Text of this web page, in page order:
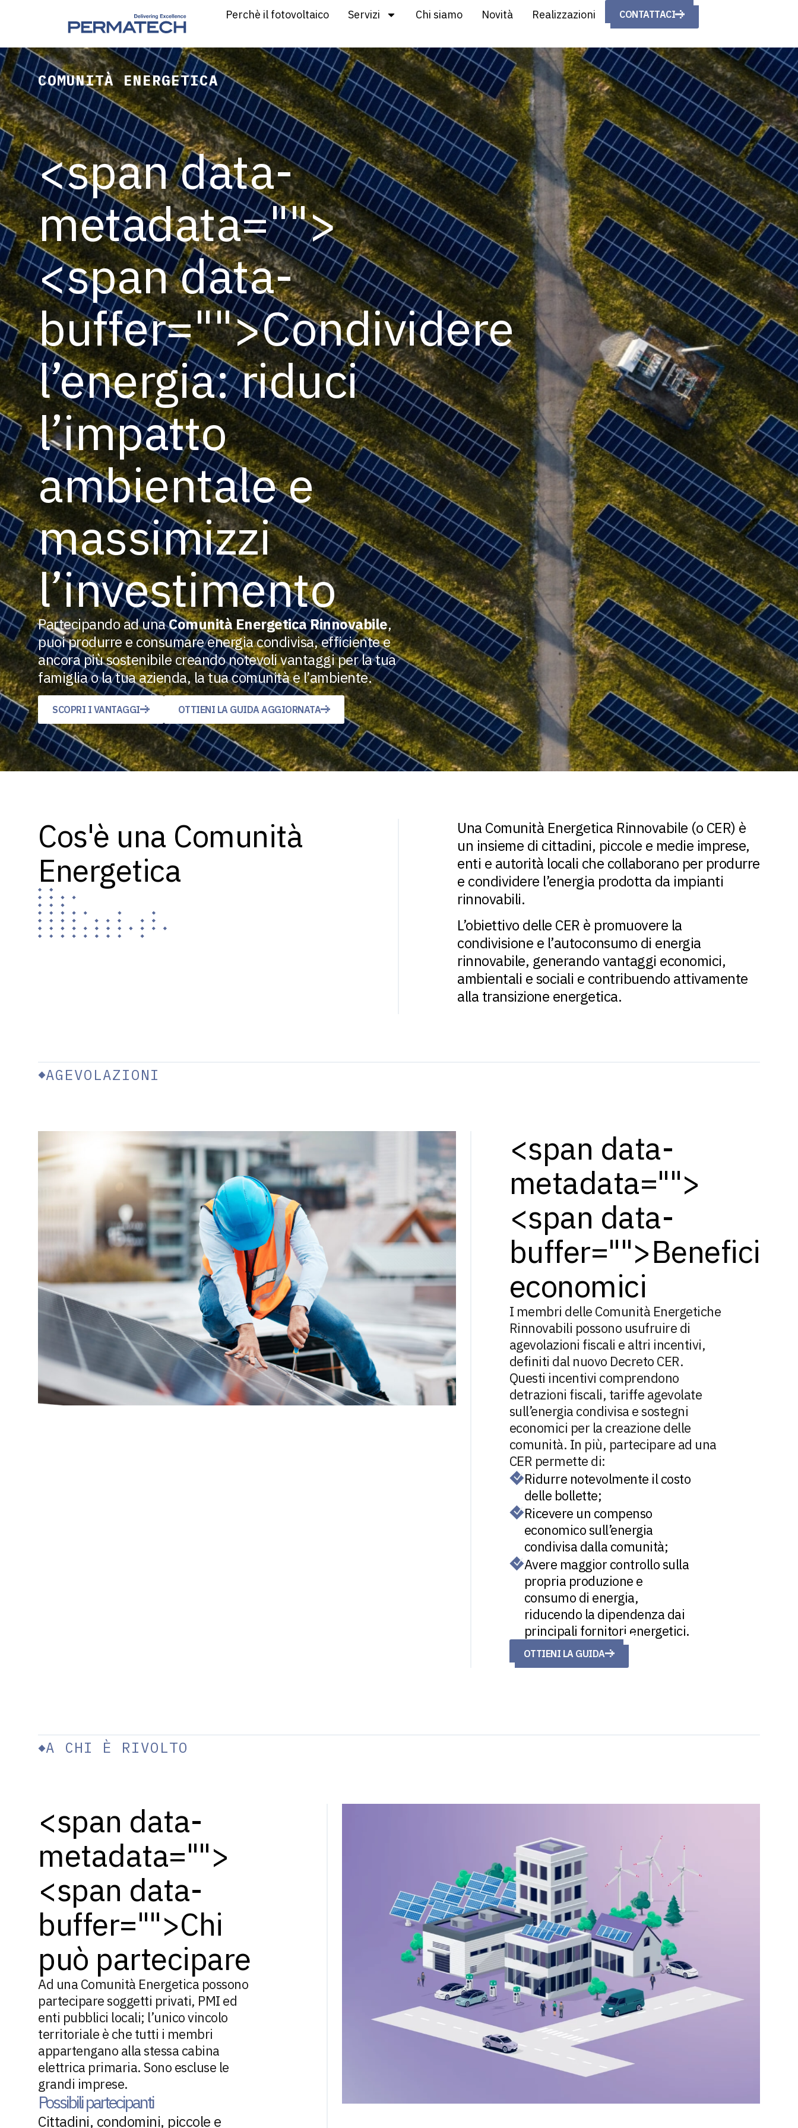
Perchè il fotovoltaico Servizi Chi siamo Novità Realizzazioni CONTATTACI
COMUNITÀ ENERGETICA
<span data-
metadata="">
<span data-
buffer="">Condividere
l’energia: riduci
l’impatto
ambientale e
massimizzi
l’investimento
Partecipando ad unaComunità Energetica Rinnovabile,
puoi produrre e consumare energia condivisa, efficiente e
ancora più sostenibile creando notevoli vantaggi per la tua
famiglia o la tua azienda, la tua comunità e l’ambiente.
SCOPRI I VANTAGGI OTTIENI LA GUIDA AGGIORNATA
Cos'è una Comunità
Energetica
Una Comunità Energetica Rinnovabile (o CER) è
un insieme di cittadini, piccole e medie imprese,
enti e autorità locali che collaborano per produrre
e condividere l’energia prodotta da impianti
rinnovabili.
L’obiettivo delle CER è promuovere la
condivisione e l’autoconsumo di energia
rinnovabile, generando vantaggi economici,
ambientali e sociali e contribuendo attivamente
alla transizione energetica.
AGEVOLAZIONI
<span data-
metadata="">
<span data-
buffer="">Benefici
economici
I membri delle Comunità Energetiche
Rinnovabili possono usufruire di
agevolazioni fiscali e altri incentivi,
definiti dal nuovo Decreto CER.
Questi incentivi comprendono
detrazioni fiscali, tariffe agevolate
sull’energia condivisa e sostegni
economici per la creazione delle
comunità. In più, partecipare ad una
CER permette di:
Ridurre notevolmente il costo
delle bollette;
Ricevere un compenso
economico sull’energia
condivisa dalla comunità;
Avere maggior controllo sulla
propria produzione e
consumo di energia,
riducendo la dipendenza dai
principali fornitori energetici.
OTTIENI LA GUIDA
A CHI È RIVOLTO
<span data-
metadata="">
<span data-
buffer="">Chi
può partecipare
Ad una Comunità Energetica possono
partecipare soggetti privati, PMI ed
enti pubblici locali; l’unico vincolo
territoriale è che tutti i membri
appartengano alla stessa cabina
elettrica primaria. Sono escluse le
grandi imprese.
Possibili partecipanti
Cittadini, condomini, piccole e